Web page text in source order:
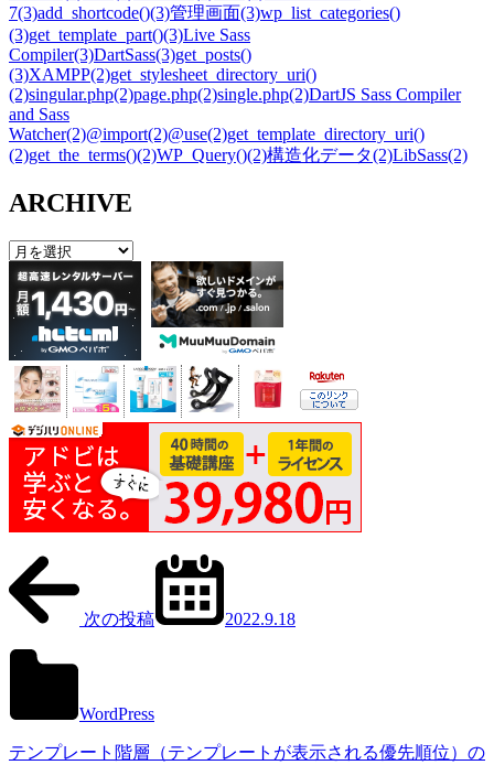
7(3)add_shortcode()(3)管理画面(3)wp_list_categories()
(3)get_template_part()(3)Live Sass
Compiler(3)DartSass(3)get_posts()
(3)XAMPP(2)get_stylesheet_directory_uri()
(2)singular.php(2)page.php(2)single.php(2)DartJS Sass Compiler
and Sass
Watcher(2)@import(2)@use(2)get_template_directory_uri()
(2)get_the_terms()(2)WP_Query()(2)構造化データ(2)LibSass(2)
ARCHIVE
次の投稿 2022.9.18
WordPress
テンプレート階層（テンプレートが表示される優先順位）の